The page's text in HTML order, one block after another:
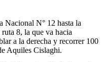
Nacional N° 12 hasta la
8, la que va hacia
a la derecha y recorrer 100
Aquiles Cislaghi.